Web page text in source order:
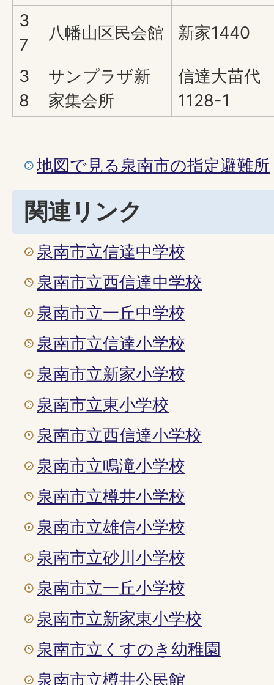
3
7
八幡山区民会館 新家1440
3
8
サンプラザ新
家集会所
信達大苗代
1128-1
地図で見る泉南市の指定避難所
関連リンク
泉南市立信達中学校
泉南市立西信達中学校
泉南市立一丘中学校
泉南市立信達小学校
泉南市立新家小学校
泉南市立東小学校
泉南市立西信達小学校
泉南市立鳴滝小学校
泉南市立樽井小学校
泉南市立雄信小学校
泉南市立砂川小学校
泉南市立一丘小学校
泉南市立新家東小学校
泉南市立くすのき幼稚園
泉南市立樽井公民館